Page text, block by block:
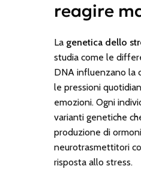
reagire
La genetica dello
studia come le
DNA influenzano la
le pressioni
emozioni. Ogni
varianti genetiche
produzione di
neurotrasmettitori
risposta allo stress.